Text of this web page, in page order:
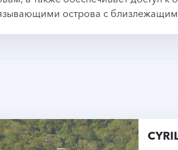
острова с